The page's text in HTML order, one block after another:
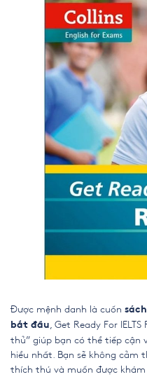
Được mệnh danh là cuốn
bắt đầu , Get Ready For
thủ” giúp bạn có thể tiếp cận
hiểu nhất. Bạn sẽ không cảm
thích thú và muốn được khám